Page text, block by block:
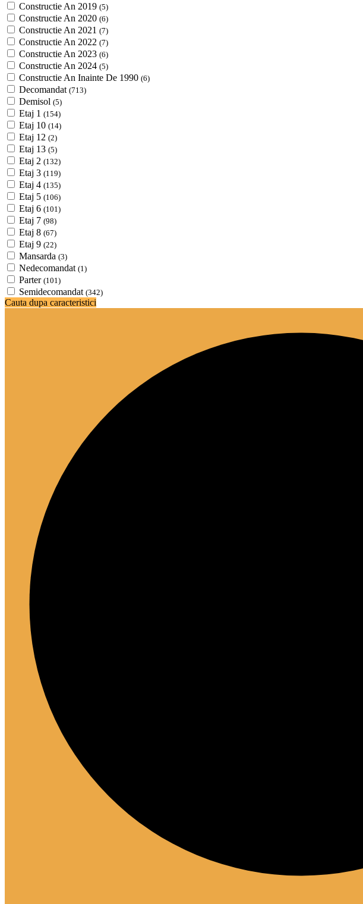
Constructie An 2019 (5)
Constructie An 2020 (6)
Constructie An 2021 (7)
Constructie An 2022 (7)
Constructie An 2023 (6)
Constructie An 2024 (5)
Constructie An Inainte De 1990 (6)
Decomandat (713)
Demisol (5)
Etaj 1 (154)
Etaj 10 (14)
Etaj 12 (2)
Etaj 13 (5)
Etaj 2 (132)
Etaj 3 (119)
Etaj 4 (135)
Etaj 5 (106)
Etaj 6 (101)
Etaj 7 (98)
Etaj 8 (67)
Etaj 9 (22)
Mansarda (3)
Nedecomandat (1)
Parter (101)
Semidecomandat (342)
Cauta dupa caracteristici